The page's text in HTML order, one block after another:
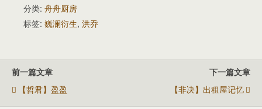
分类: 舟舟厨房
标签: 巍澜衍生, 洪乔
前一篇文章
【哲君】盈盈
下一篇文章
【非决】出租屋记忆